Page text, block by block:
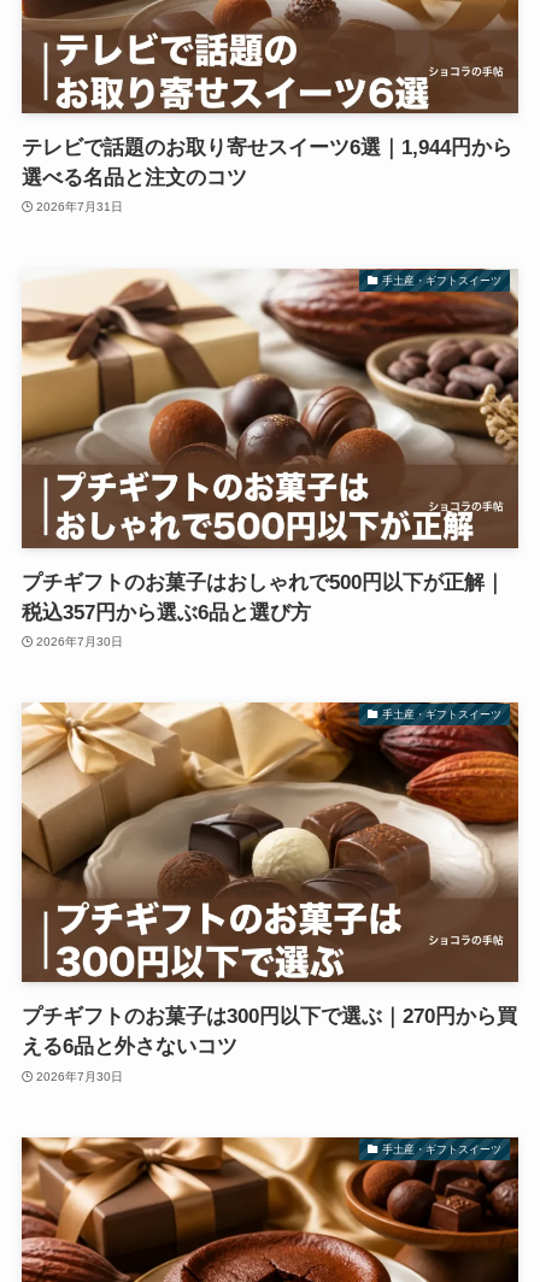
テレビで話題のお取り寄せスイーツ6選｜1,944円から
選べる名品と注文のコツ
2026年7月31日
手土産・ギフトスイーツ
プチギフトのお菓子はおしゃれで500円以下が正解｜
税込357円から選ぶ6品と選び方
2026年7月30日
手土産・ギフトスイーツ
プチギフトのお菓子は300円以下で選ぶ｜270円から買
える6品と外さないコツ
2026年7月30日
手土産・ギフトスイーツ